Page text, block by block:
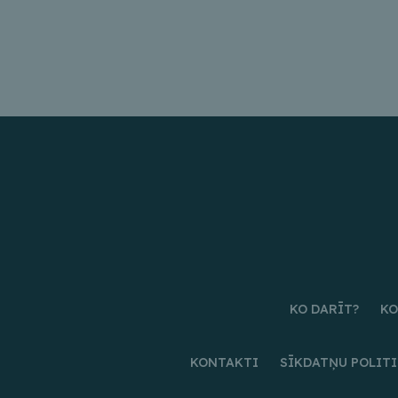
KO DARĪT?
KONTAKTI SĪKDATŅU